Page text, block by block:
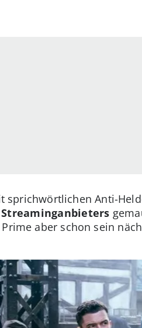
sprichwörtlichen Anti-
aber schon sein